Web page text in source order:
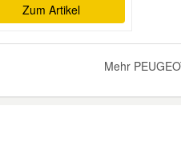
Zum Artikel
Mehr